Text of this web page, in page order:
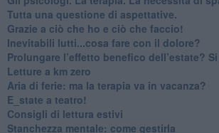
​Tutta una questione di aspettative.
​Grazie a ciò che ho e ciò che faccio!
​Inevitabili lutti...cosa fare con il dolore?
Prolungare l’effetto benefico dell’estate?
​Letture a km zero
​Aria di ferie: ma la terapia va in vacanza?
​E_state a teatro!
​Consigli di lettura estivi
​Stanchezza mentale: come gestirla